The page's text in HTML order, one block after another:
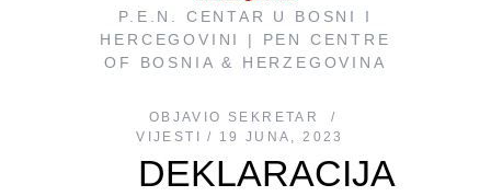
P.E.N. CENTAR U BOSNI I
HERCEGOVINI | PEN CENTRE
OF BOSNIA & HERZEGOVINA
OBJAVIO
SEKRETAR
VIJESTI
19 JUNA, 2023
DEKLARACIJA